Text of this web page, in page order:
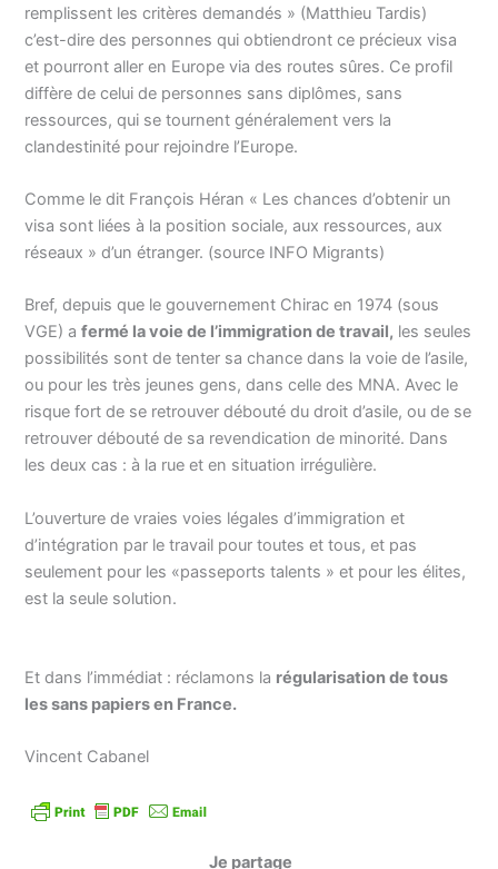
remplissent les critères demandés » (Matthieu Tardis)
c’est-dire des personnes qui obtiendront ce précieux visa
et pourront aller en Europe via des routes sûres. Ce profil
diffère de celui de personnes sans diplômes, sans
ressources, qui se tournent généralement vers la
clandestinité pour rejoindre l’Europe.
Comme le dit François Héran « Les chances d’obtenir un
visa sont liées à la position sociale, aux ressources, aux
réseaux » d’un étranger. (source INFO Migrants)
Bref, depuis que le gouvernement Chirac en 1974 (sous
VGE) afermé la voie de l’immigration de travail, les seules
possibilités sont de tenter sa chance dans la voie de l’asile,
ou pour les très jeunes gens, dans celle des MNA. Avec le
risque fort de se retrouver débouté du droit d’asile, ou de se
retrouver débouté de sa revendication de minorité. Dans
les deux cas : à la rue et en situation irrégulière.
L’ouverture de vraies voies légales d’immigration et
d’intégration par le travail pour toutes et tous, et pas
seulement pour les «passeports talents » et pour les élites,
est la seule solution.
Et dans l’immédiat : réclamons la régularisation de tous
les sans papiers en France.
Vincent Cabanel
Je partage